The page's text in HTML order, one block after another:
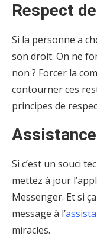
Respect
Si la personne a
son droit. On ne
non ? Forcer la
contourner ces
principes de
Si c’est un souci
mettez à jour
Messenger. Et si
message à l’
miracles.